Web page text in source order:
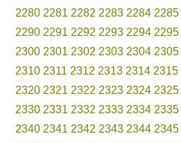
2280 2281 2282 2283 2284 2285
2290 2291 2292 2293 2294 2295
2300 2301 2302 2303 2304 2305
2310 2311 2312 2313 2314 2315
2320 2321 2322 2323 2324 2325
2330 2331 2332 2333 2334 2335
2340 2341 2342 2343 2344 2345